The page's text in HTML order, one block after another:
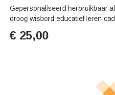
Gepersonaliseerd herbruikbaar
droog wisbord educatief leren
€ 25,00